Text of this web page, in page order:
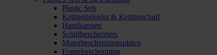
Plastic Sets
Kettinggeleider & Kettingschuif
Handkappen
Schijfbeschermers
Motorbeschermingsplaten
Framebescherming